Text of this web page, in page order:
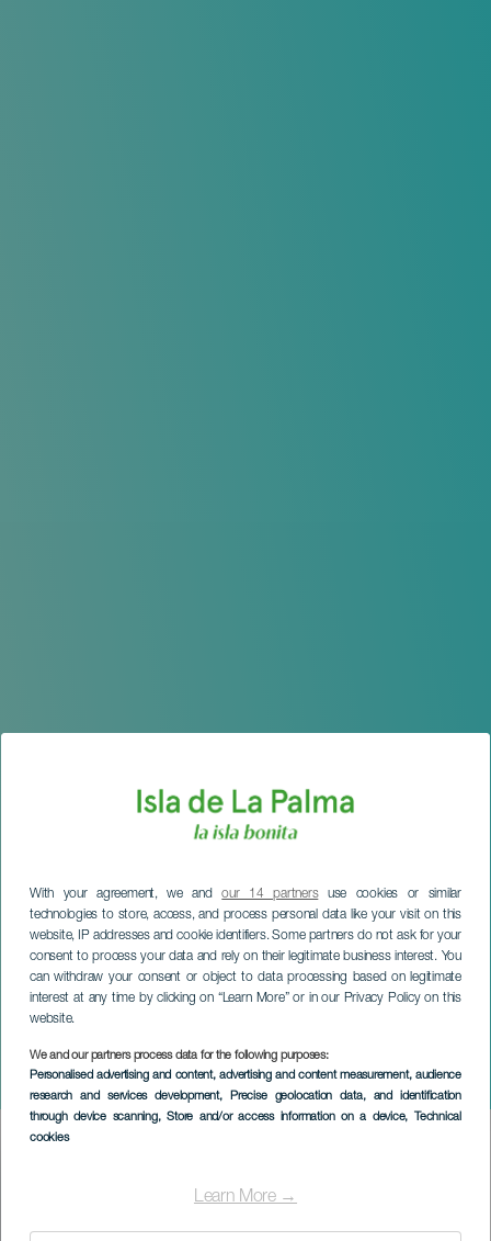
With your agreement, we andour 14 partnersuse cookies or similar
technologies to store, access, and process personal data like your visit on this
website, IP addresses and cookie identifiers. Some partners do not ask for your
consent to process your data and rely on their legitimate business interest. You
can withdraw your consent or object to data processing based on legitimate
interest at any time by clicking on “Learn More” or in our Privacy Policy on this
website.
We and our partners process data for the following purposes:
Personalised advertising and content, advertising and content measurement, audience
research and services development, Precise geolocation data, and identification
through device scanning, Store and/or access information on a device, Technical
cookies
Learn More →
Ancor Miranda Quartet en
concierto
LA PALMA
Imagen